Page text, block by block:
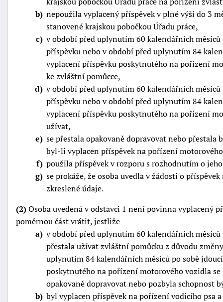
b nepoužila vyplacený příspěvek v plné výši do 3
stanovené krajskou pobočkou Úřadu práce,
c v období před uplynutím 60 kalendářních
příspěvku nebo v období před uplynutím 84
vyplacení příspěvku poskytnutého na pořízení
ke zvláštní pomůcce,
d v období před uplynutím 60 kalendářních
příspěvku nebo v období před uplynutím 84
vyplacení příspěvku poskytnutého na pořízení
užívat,
e se přestala opakovaně dopravovat nebo
byl-li vyplacen příspěvek na pořízení
f použila příspěvek v rozporu s rozhodnutím o
g se prokáže, že osoba uvedla v žádosti o
zkreslené údaje.
(2)Osoba uvedená v odstavci 1 není povinna vyplacený
poměrnou část vrátit, jestliže
a v období před uplynutím 60 kalendářních
přestala užívat zvláštní pomůcku z důvodu
uplynutím 84 kalendářních měsíců po sobě
poskytnutého na pořízení motorového vozidla
opakovaně dopravovat nebo pozbyla schopnost
b byl vyplacen příspěvek na pořízení vodicího psa